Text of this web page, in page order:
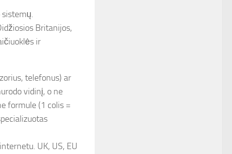
Britanijos,
ir
telefonus) ar
vidinį, o ne
formule (1 colis =
UK, US, EU